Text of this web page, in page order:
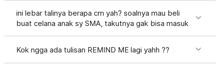
ini lebar talinya berapa cm yah? soalnya mau beli
buat celana anak sy SMA, takutnya gak bisa masuk
Kok ngga ada tulisan REMIND ME lagi yahh ??